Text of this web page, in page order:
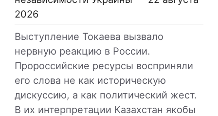
2026
Выступление Токаева вызвало
нервную реакцию в России.
Пророссийские ресурсы восприняли
его слова не как историческую
дискуссию, а как политический жест.
В их интерпретации Казахстан якобы